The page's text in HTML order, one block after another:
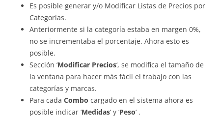
Es posible generar y/o Modificar Listas de Precios por
Categorías.
Anteriormente si la categoría estaba en margen 0%,
no se incrementaba el porcentaje. Ahora esto es
posible.
Sección ‘Modificar Precios‘, se modifica el tamaño de
la ventana para hacer más fácil el trabajo con las
categorías y marcas.
Para cada Combo cargado en el sistema ahora es
posible indicar ‘Medidas‘ y ‘Peso‘ .